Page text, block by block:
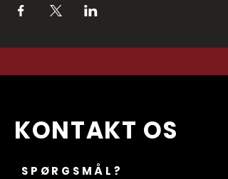
KONTAKT OS
SPØRGSMÅL?